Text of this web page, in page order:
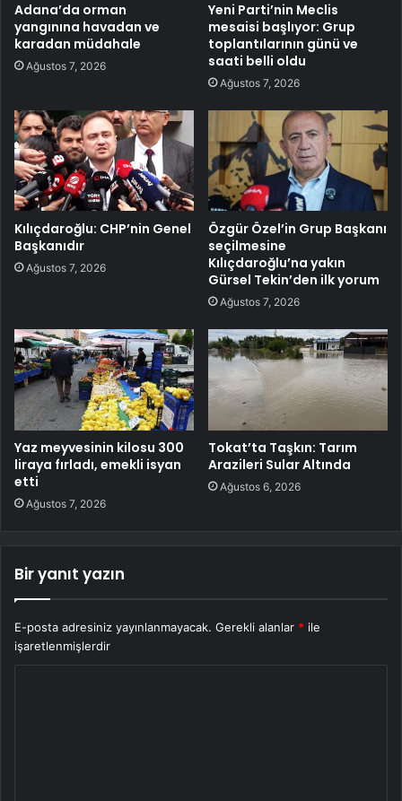
Adana’da orman
yangınına havadan ve
karadan müdahale
Ağustos 7, 2026
Yeni Parti’nin Meclis
mesaisi başlıyor: Grup
toplantılarının günü ve
saati belli oldu
Ağustos 7, 2026
Kılıçdaroğlu: CHP’nin Genel
Başkanıdır
Ağustos 7, 2026
Özgür Özel’in Grup Başkanı
seçilmesine
Kılıçdaroğlu’na yakın
Gürsel Tekin’den ilk yorum
Ağustos 7, 2026
Yaz meyvesinin kilosu 300
liraya fırladı, emekli isyan
etti
Ağustos 7, 2026
Tokat’ta Taşkın: Tarım
Arazileri Sular Altında
Ağustos 6, 2026
Bir yanıt yazın
E-posta adresiniz yayınlanmayacak. Gerekli alanlar * ile
işaretlenmişlerdir